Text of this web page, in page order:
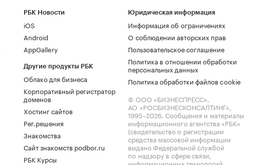
РБК Новости
iOS
Android
AppGallery
Другие продукты РБК
Облако для бизнеса
Корпоративный регистратор
доменов
Хостинг сайтов
Рег.решения
Знакомства
Сайт знакомств podbor.ru
РБК Курсы
Юридическая информация
Информация об ограничениях
О соблюдении авторских прав
Пользовательское соглашение
Политика в отношении обработки
персональных данных
Политика обработки файлов cookie
© ООО «БИЗНЕСПРЕСС»,
АО «РОСБИЗНЕСКОНСАЛТИНГ»,
1995–2026. Сообщения и материалы
информационного агентства «РБК»
(свидетельство о регистрации
средства массовой информации
выдано Федеральной службой
по надзору в сфере связи,
информационных технологий